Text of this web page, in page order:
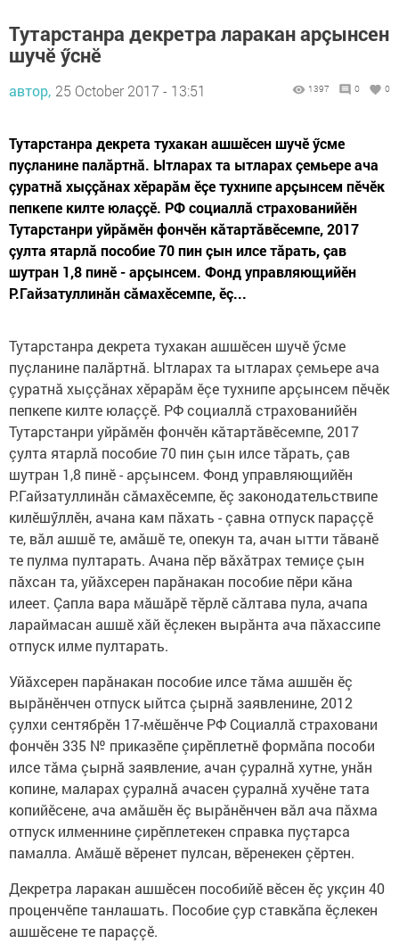
Тутарстанра декретра ларакан арçынсен
шучӗ ӳснӗ
автор, 25 October 2017 - 13:51 1397 0 0
Тутарстанра декрета тухакан ашшӗсен шучӗ ӳсме
пуçланине палăртнă. Ытларах та ытларах çемьере ача
çуратнă хыççăнах хӗрарăм ӗçе тухнипе арçынсем пӗчӗк
пепкепе килте юлаççӗ. РФ социаллă страхованийӗн
Тутарстанри уйрăмӗн фончӗн кăтартăвӗсемпе, 2017
çулта ятарлă пособие 70 пин çын илсе тăрать, çав
шутран 1,8 пинӗ - арçынсем. Фонд управляющийӗн
Р.Гайзатуллинăн сăмахӗсемпе, ӗç...
Тутарстанра декрета тухакан ашшӗсен шучӗ ӳсме
пуçланине палăртнă. Ытларах та ытларах çемьере ача
çуратнă хыççăнах хӗрарăм ӗçе тухнипе арçынсем пӗчӗк
пепкепе килте юлаççӗ. РФ социаллă страхованийӗн
Тутарстанри уйрăмӗн фончӗн кăтартăвӗсемпе, 2017
çулта ятарлă пособие 70 пин çын илсе тăрать, çав
шутран 1,8 пинӗ - арçынсем. Фонд управляющийӗн
Р.Гайзатуллинăн сăмахӗсемпе, ӗç законодательствипе
килӗшӳллӗн, ачана кам пăхать - çавна отпуск параççӗ
те, вăл ашшӗ те, амăшӗ те, опекун та, ачан ытти тăванӗ
те пулма пултарать. Ачана пӗр вăхăтрах темиçе çын
пăхсан та, уйăхсерен парăнакан пособие пӗри кăна
илеет. Çапла вара мăшăрӗ тӗрлӗ сăлтава пула, ачапа
лараймасан ашшӗ хăй ӗçлекен вырăнта ача пăхассипе
отпуск илме пултарать.
Уйăхсерен парăнакан пособие илсе тăма ашшӗн ӗç
вырăнӗнчен отпуск ыйтса çырнă заявленине, 2012
çулхи сентябрӗн 17-мӗшӗнче РФ Социаллă страховани
фончӗн 335 № приказӗпе çирӗплетнӗ формăпа пособи
илсе тăма çырнă заявление, ачан çуралнă хутне, унăн
копине, маларах çуралнă ачасен çуралнă хучӗне тата
копийӗсене, ача амăшӗн ӗç вырăнӗнчен вăл ача пăхма
отпуск илменнине çирӗплетекен справка пуçтарса
памалла. Амăшӗ вӗренет пулсан, вӗренекен çӗртен.
Декретра ларакан ашшӗсен пособийӗ вӗсен ӗç укçин 40
проценчӗпе танлашать. Пособие çур ставкăпа ӗçлекен
ашшӗсене те параççӗ.